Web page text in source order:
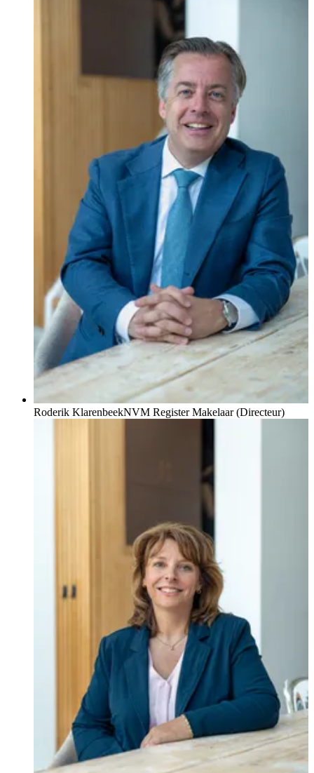
Dankzij haar begeleiding hebben we uiteindelijk ons droomhuis
kijken met veel plezier terug op de samenwerking en zouden Mariël
van G. Kok zonder twijfel aan iedereen aanbevelen. Bedankt voor
Roderik KlarenbeekNVM Register Makelaar (Directeur)